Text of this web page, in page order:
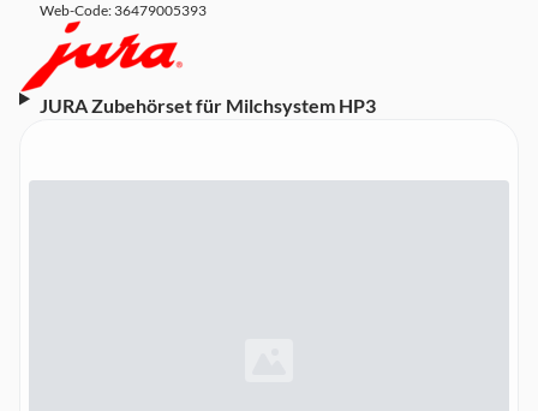
Web-Code: 36479005393
JURA Zubehörset für Milchsystem HP3